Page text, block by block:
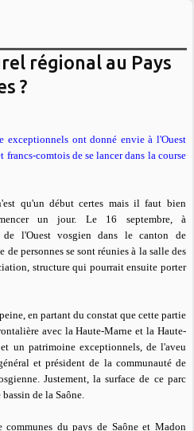
régional au Pays
?
exceptionnels ont donné envie à l'Ouest
comtois de se lancer dans la course
qu'un début certes mais il faut bien
un jour. Le 16 septembre, à
l'Ouest vosgien dans le canton de
personnes se sont réunies à la salle des
structure qui pourrait ensuite porter
en partant du constat que cette partie
avec la Haute-Marne et la Haute-
un patrimoine exceptionnels, de l'aveu
et président de la communauté de
Justement, la surface de ce parc
de la Saône.
communes du pays de Saône et Madon